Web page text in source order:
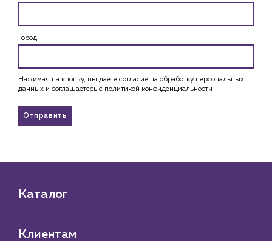
Город
Нажимая на кнопку, вы даете согласие на обработку персональных
данных и соглашаетесь c политикой конфиденциальности
Отправить
Каталог
Клиентам